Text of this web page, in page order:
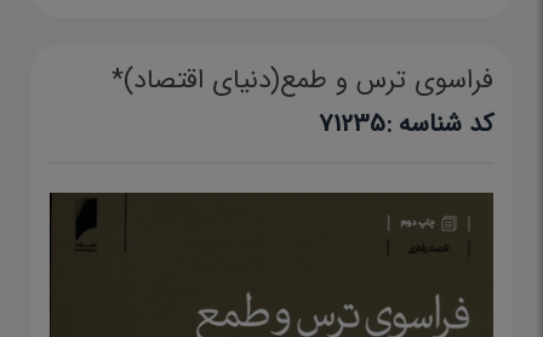
فراسوی ترس و طمع(دنیای اقتصاد)*
کد شناسه :71235